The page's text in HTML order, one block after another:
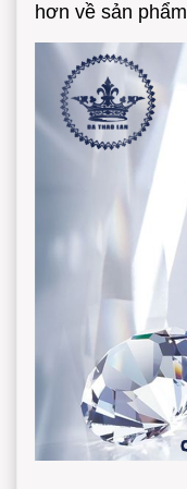
hơn về sản phẩm